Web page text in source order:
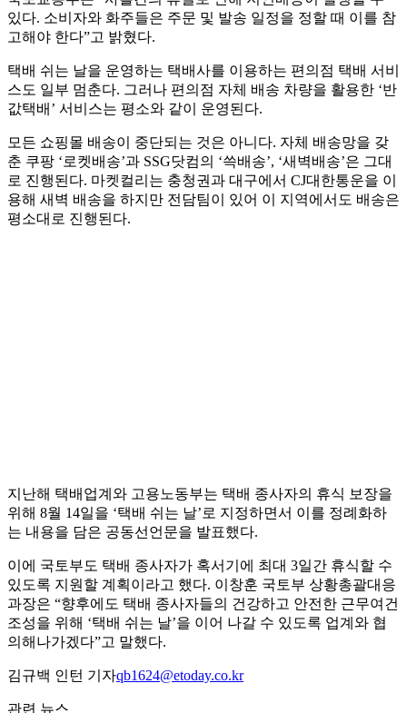
있다. 소비자와 화주들은 주문 및 발송 일정을 정할 때 이를 참
고해야 한다”고 밝혔다.
택배 쉬는 날을 운영하는 택배사를 이용하는 편의점 택배 서비
스도 일부 멈춘다. 그러나 편의점 자체 배송 차량을 활용한 ‘반
값택배’ 서비스는 평소와 같이 운영된다.
모든 쇼핑몰 배송이 중단되는 것은 아니다. 자체 배송망을 갖
춘 쿠팡 ‘로켓배송’과 SSG닷컴의 ‘쓱배송’, ‘새벽배송’은 그대
로 진행된다. 마켓컬리는 충청권과 대구에서 CJ대한통운을 이
용해 새벽 배송을 하지만 전담팀이 있어 이 지역에서도 배송은
평소대로 진행된다.
지난해 택배업계와 고용노동부는 택배 종사자의 휴식 보장을
위해 8월 14일을 ‘택배 쉬는 날’로 지정하면서 이를 정례화하
는 내용을 담은 공동선언문을 발표했다.
이에 국토부도 택배 종사자가 혹서기에 최대 3일간 휴식할 수
있도록 지원할 계획이라고 했다. 이창훈 국토부 상황총괄대응
과장은 “향후에도 택배 종사자들의 건강하고 안전한 근무여건
조성을 위해 ‘택배 쉬는 날’을 이어 나갈 수 있도록 업계와 협
의해나가겠다”고 말했다.
김규백 인턴 기자qb1624@etoday.co.kr
관련 뉴스